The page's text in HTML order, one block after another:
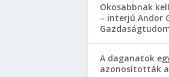
Okosabbnak
– interjú Andor
A daganatok
azonosították